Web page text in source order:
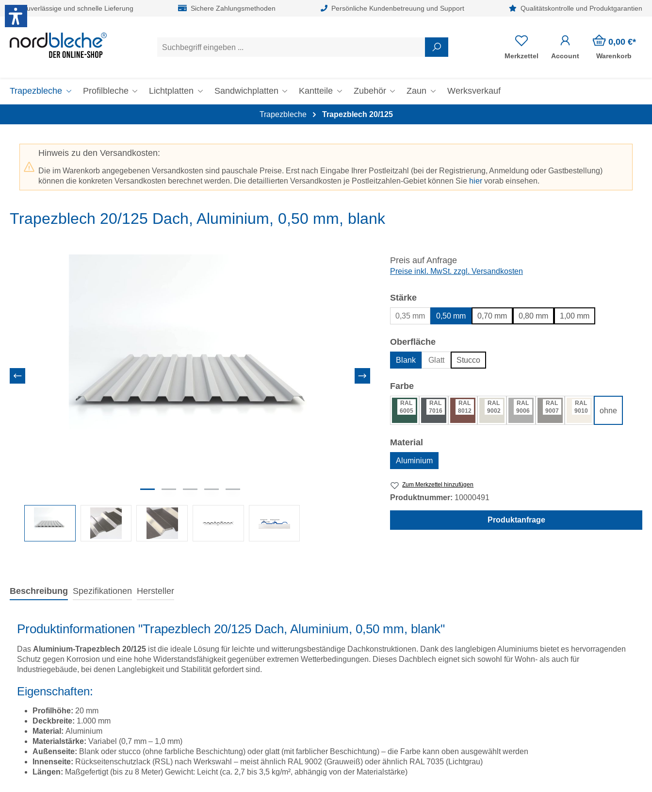
Hauptinhalt springen
Zur Suche springen
Zuverlässige und schnelle Lieferung Sichere Zahlungsmethoden Persönliche Kundenbetreuung und Support Qualitätskontrolle und Produktgarantien
Merkzettel Account
0,00 €*
Warenkorb
Trapezbleche Profilbleche Lichtplatten Sandwichplatten Kantteile Zubehör Zaun Werksverkauf
Trapezbleche Trapezblech 20/125
Hinweis zu den Versandkosten:
Die im Warenkorb angegebenen Versandkosten sind pauschale Preise. Erst nach Eingabe Ihrer Postleitzahl (bei der Registrierung, Anmeldung oder Gastbestellung)
können die konkreten Versandkosten berechnet werden. Die detaillierten Versandkosten je Postleitzahlen-Gebiet können Sie hier vorab einsehen.
Trapezblech 20/125 Dach, Aluminium, 0,50 mm, blank
Preis auf Anfrage
Preise inkl. MwSt. zzgl. Versandkosten
Stärkeauswählen
0,35 mm 0,50 mm 0,70 mm 0,80 mm 1,00 mm
Oberflächeauswählen
Blank Glatt Stucco
Farbeauswählen
RAL
6005
RAL
7016
RAL
8012
RAL
9002
RAL
9006
RAL
9007
RAL
9010
ohne
Material
Aluminium
Zum Merkzettel hinzufügen
Produktnummer: 10000491
Produktanfrage
Beschreibung Spezifikationen Hersteller
Produktinformationen "Trapezblech 20/125 Dach, Aluminium, 0,50 mm, blank"
Das Aluminium-Trapezblech 20/125 ist die ideale Lösung für leichte und witterungsbeständige Dachkonstruktionen. Dank des langlebigen Aluminiums bietet es hervorragenden
Schutz gegen Korrosion und eine hohe Widerstandsfähigkeit gegenüber extremen Wetterbedingungen. Dieses Dachblech eignet sich sowohl für Wohn- als auch für
Industriegebäude, bei denen Langlebigkeit und Stabilität gefordert sind.
Eigenschaften:
Profilhöhe: 20 mm
Deckbreite: 1.000 mm
Material: Aluminium
Materialstärke: Variabel (0,7 mm – 1,0 mm)
Außenseite: Blank oder stucco (ohne farbliche Beschichtung) oder glatt (mit farblicher Beschichtung) – die Farbe kann oben ausgewählt werden
Innenseite: Rückseitenschutzlack (RSL) nach Werkswahl – meist ähnlich RAL 9002 (Grauweiß) oder ähnlich RAL 7035 (Lichtgrau)
Längen: Maßgefertigt (bis zu 8 Meter) Gewicht: Leicht (ca. 2,7 bis 3,5 kg/m², abhängig von der Materialstärke)